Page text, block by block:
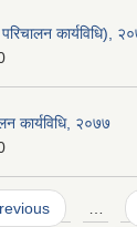
कार्यविधि),
कार्यविधि, २०७७